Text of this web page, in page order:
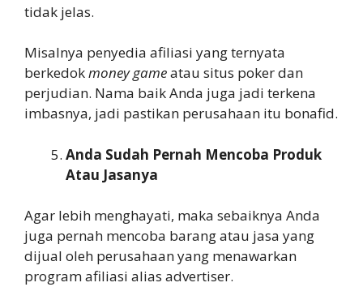
tidak jelas.
Misalnya penyedia afiliasi yang ternyata
berkedokmoney gameatau situs poker dan
perjudian. Nama baik Anda juga jadi terkena
imbasnya, jadi pastikan perusahaan itu bonafid.
Anda Sudah Pernah Mencoba Produk
Atau Jasanya
Agar lebih menghayati, maka sebaiknya Anda
juga pernah mencoba barang atau jasa yang
dijual oleh perusahaan yang menawarkan
program afiliasi alias advertiser.